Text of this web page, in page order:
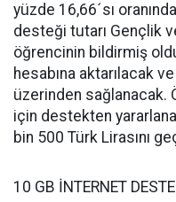
yüzde 16,66´sı
desteği tutarı Gençlik
öğrencinin bildirmiş
hesabına aktarılacak
üzerinden sağlanacak.
için destekten
bin 500 Türk Lirasını
10 GB İNTERNET